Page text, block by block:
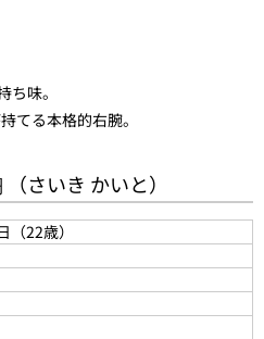
味。
てる本格的右腕。
さいき かいと）
22歳）